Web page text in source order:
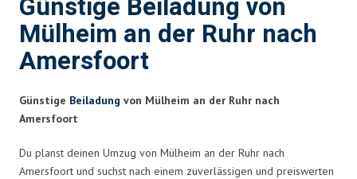
Günstige Beiladung von
Mülheim an der Ruhr nach
Amersfoort
Günstige Beiladung von Mülheim an der Ruhr nach
Amersfoort
Du planst deinen Umzug von Mülheim an der Ruhr nach
Amersfoort und suchst nach einem zuverlässigen und preiswerten